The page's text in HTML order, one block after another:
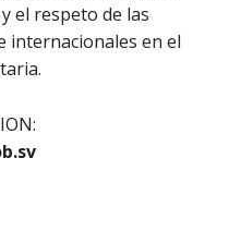
el respeto de las
internacionales en el